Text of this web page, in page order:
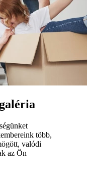
több,
valódi
az Ön